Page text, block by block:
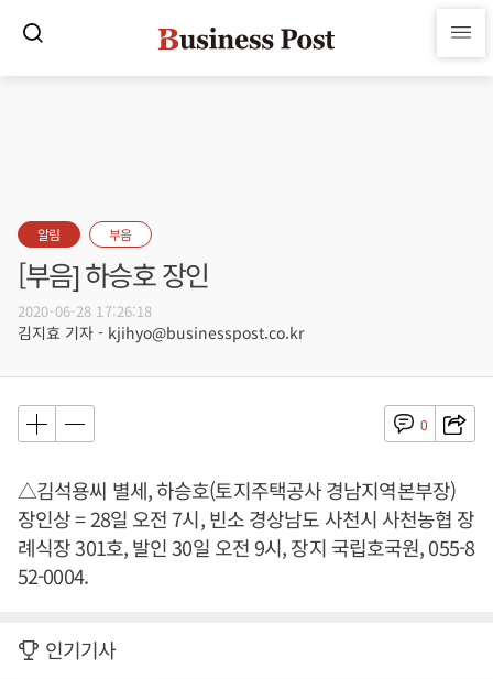
알림 부음
[부음] 하승호 장인
2020-06-28 17:26:18
김지효 기자 - kjihyo@businesspost.co.kr
0
△김석용씨 별세, 하승호(토지주택공사 경남지역본부장)
장인상 = 28일 오전 7시, 빈소 경상남도 사천시 사천농협 장
례식장 301호, 발인 30일 오전 9시, 장지 국립호국원, 055-8
52-0004.
인기기사